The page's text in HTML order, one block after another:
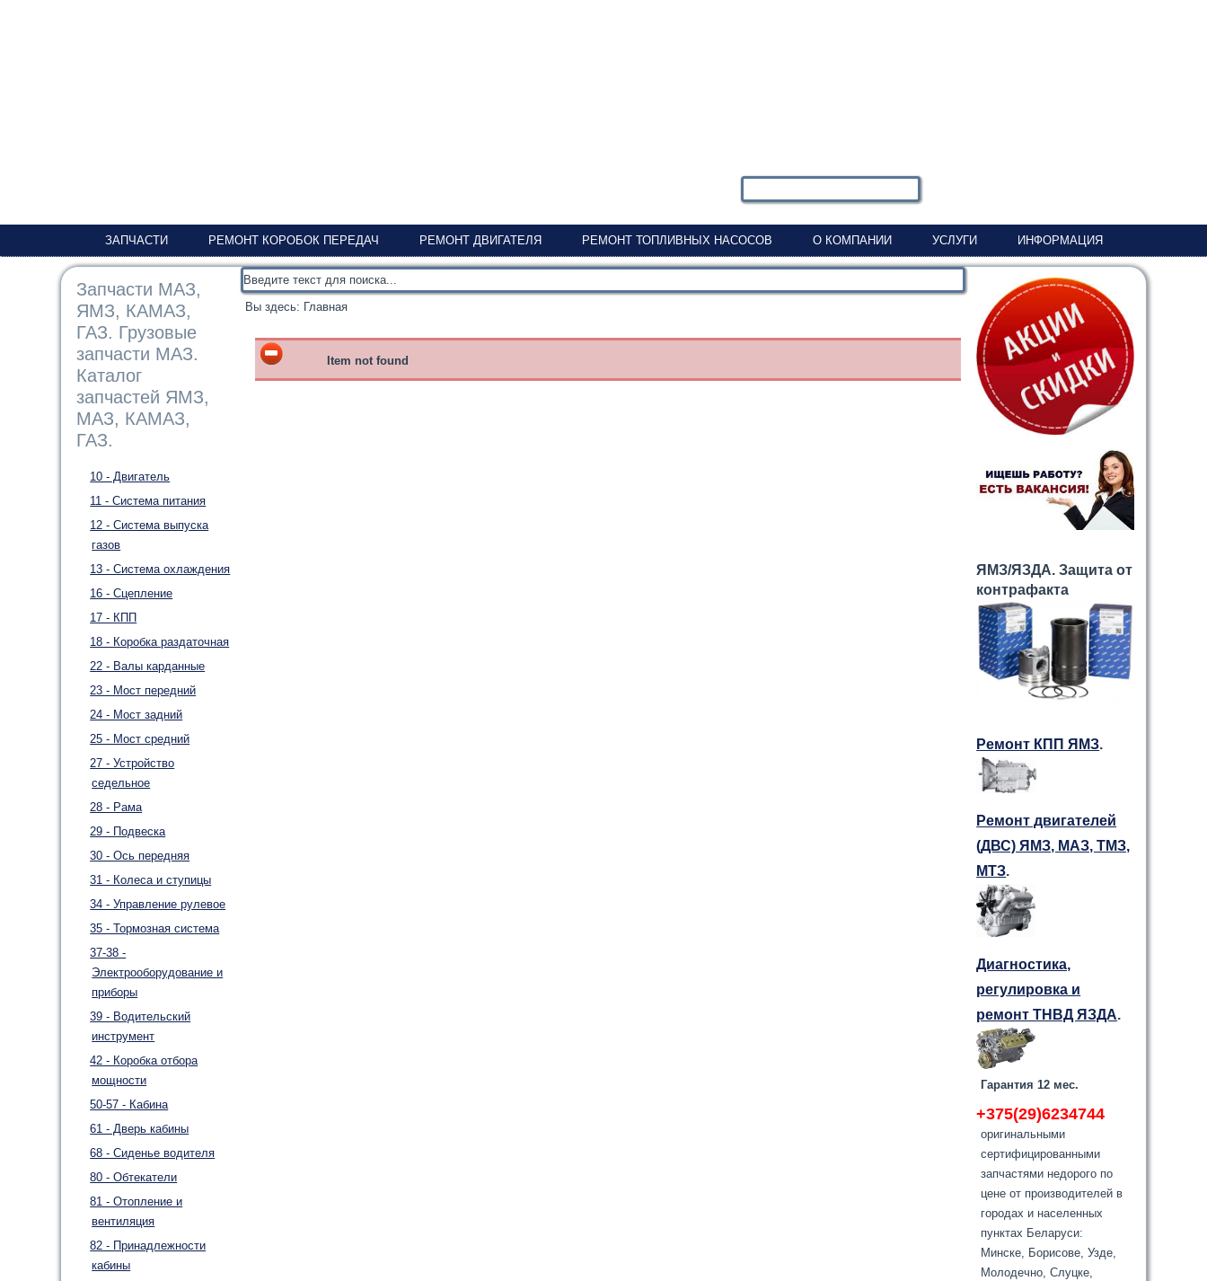
ЗАПЧАСТИ РЕМОНТ КОРОБОК ПЕРЕДАЧ РЕМОНТ ДВИГАТЕЛЯ РЕМОНТ ТОПЛИВНЫХ НАСОСОВ О КОМПАНИИ УСЛУГИ ИНФОРМАЦИЯ
Запчасти МАЗ,
ЯМЗ, КАМАЗ,
ГАЗ. Грузовые
запчасти МАЗ.
Каталог
запчастей ЯМЗ,
МАЗ, КАМАЗ,
ГАЗ.
10 - Двигатель
11 - Система питания
12 - Система выпуска
газов
13 - Система охлаждения
16 - Сцепление
17 - КПП
18 - Коробка раздаточная
22 - Валы карданные
23 - Мост передний
24 - Мост задний
25 - Мост средний
27 - Устройство
седельное
28 - Рама
29 - Подвеска
30 - Ось передняя
31 - Колеса и ступицы
34 - Управление рулевое
35 - Тормозная система
37-38 -
Электрооборудование и
приборы
39 - Водительский
инструмент
42 - Коробка отбора
мощности
50-57 - Кабина
61 - Дверь кабины
68 - Сиденье водителя
80 - Обтекатели
81 - Отопление и
вентиляция
82 - Принадлежности
кабины
Вы здесь: Главная
Item not found
ЯМЗ/ЯЗДА. Защита от
контрафакта
Ремонт КПП ЯМЗ.
Ремонт двигателей
(ДВС) ЯМЗ, МАЗ, ТМЗ,
МТЗ.
Диагностика,
регулировка и
ремонт ТНВД ЯЗДА.
Гарантия 12 мес.
+375(29)6234744
оригинальными
сертифицированными
запчастями недорого по
цене от производителей в
городах и населенных
пунктах Беларуси:
Минске, Борисове, Узде,
Молодечно, Слуцке,